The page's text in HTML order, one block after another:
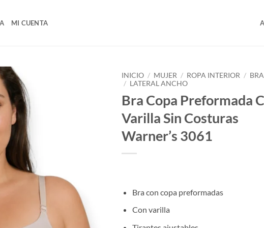
MI CUENTA
INICIO / MUJER / ROPA INTERIOR /
/ LATERAL ANCHO
Bra Copa Preformada
Varilla Sin Costuras
Warner’s 3061
Bra con copa preformadas
Con varilla